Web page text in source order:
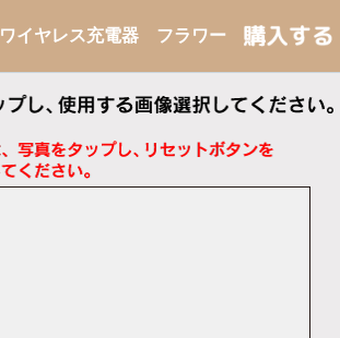
ワイヤレス充電器 フラワー